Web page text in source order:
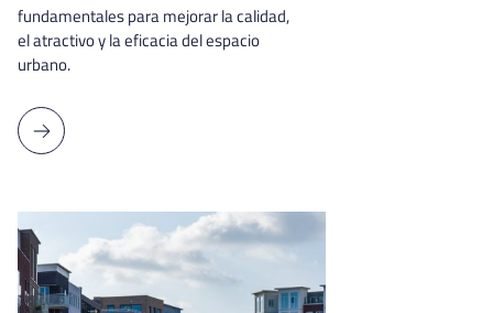
fundamentales para mejorar la calidad,
el atractivo y la eficacia del espacio
urbano.